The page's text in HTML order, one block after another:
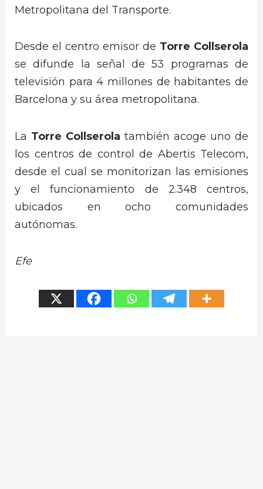
Metropolitana del Transporte.
Desde el centro emisor de Torre Collserola
se difunde la señal de 53 programas de
televisión para 4 millones de habitantes de
Barcelona y su área metropolitana.
La Torre Collserola también acoge uno de
los centros de control de Abertis Telecom,
desde el cual se monitorizan las emisiones
y el funcionamiento de 2.348 centros,
ubicados en ocho comunidades
autónomas.
Efe